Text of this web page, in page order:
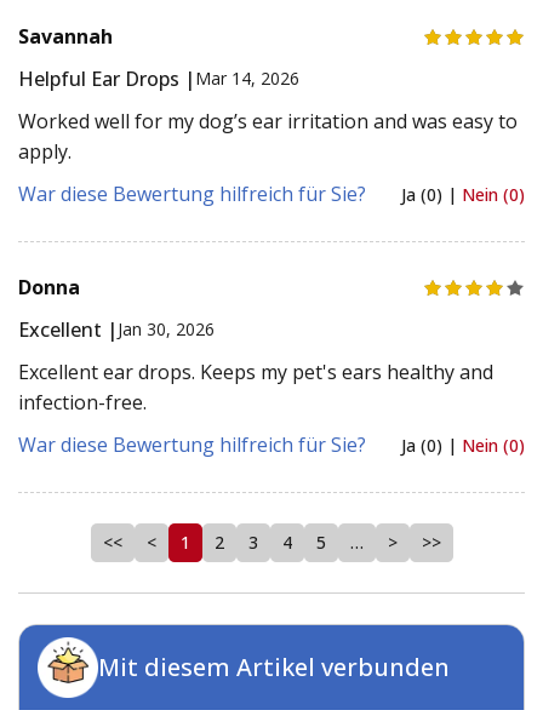
Savannah
Helpful Ear Drops | Mar 14, 2026
Worked well for my dog’s ear irritation and was easy to
apply.
War diese Bewertung hilfreich für Sie?
Ja (0) | Nein (0)
Donna
Excellent | Jan 30, 2026
Excellent ear drops. Keeps my pet's ears healthy and
infection-free.
War diese Bewertung hilfreich für Sie?
Ja (0) | Nein (0)
<< < 1 2 3 4 5 … > >>
Mit diesem Artikel verbunden